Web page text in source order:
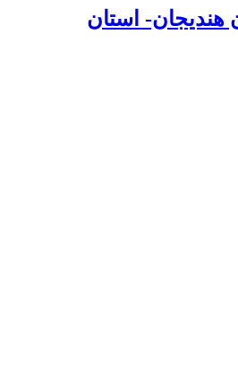
هندیجان- استان